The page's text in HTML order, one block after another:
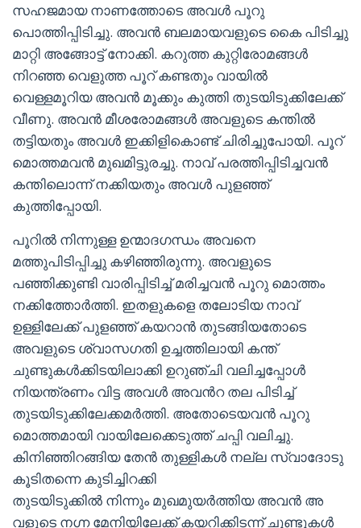
സഹജമായ നാണത്തോടെ അവൾ പൂറു
പൊത്തിപ്പിടിച്ചു. അവൻ ബലമായവളുടെ കൈ പിടിച്ചു
മാറ്റി അങ്ങോട്ട് നോക്കി. കറുത്ത കുറ്റിരോമങ്ങൾ
നിറഞ്ഞ വെളുത്ത പൂറ് കണ്ടതും വായിൽ
വെള്ളമൂറിയ അവൻ മൂക്കും കുത്തി തുടയിടുക്കിലേക്ക്
വീണു. അവൻ മീശരോമങ്ങൾ അവളുടെ കന്തിൽ
തട്ടിയതും അവൾ ഇക്കിളികൊണ്ട് ചിരിച്ചുപോയി. പൂറ്
മൊത്തമവൻ മുഖമിട്ടുരച്ചു. നാവ് പരത്തിപ്പിടിച്ചവൻ
കന്തിലൊന്ന് നക്കിയതും അവൾ പുളഞ്ഞ്
കുത്തിപ്പോയി.
പൂറിൽ നിന്നുള്ള ഉന്മാദഗന്ധം അവനെ
മത്തുപിടിപ്പിച്ചു കഴിഞ്ഞിരുന്നു. അവളുടെ
പഞ്ഞിക്കുണ്ടി വാരിപ്പിടിച്ച് മരിച്ചവൻ പൂറു മൊത്തം
നക്കിത്തോർത്തി. ഇതളുകളെ തലോടിയ നാവ്
ഉള്ളിലേക്ക് പുളഞ്ഞ് കയറാൻ തുടങ്ങിയതോടെ
അവളുടെ ശ്വാസഗതി ഉച്ചത്തിലായി കന്ത്
ചുണ്ടുകൾക്കിടയിലാക്കി ഉറുഞ്ചി വലിച്ചപ്പോൾ
നിയന്ത്രണം വിട്ട അവൾ അവൻറ തല പിടിച്ച്
തുടയിടുക്കിലേക്കമർത്തി. അതോടെയവൻ പൂറു
മൊത്തമായി വായിലേക്കെടുത്ത് ചപ്പി വലിച്ചു.
കിനിഞ്ഞിറങ്ങിയ തേൻ തുള്ളികൾ നല്ല സ്വാദോടു
കൂടിതന്നെ കുടിച്ചിറക്കി
തുടയിടുക്കിൽ നിന്നും മുഖമുയർത്തിയ അവൻ അ
വളുടെ നഗ്ന മേനിയിലേക്ക് കയറിക്കിടന്ന് ചുണ്ടുകൾ